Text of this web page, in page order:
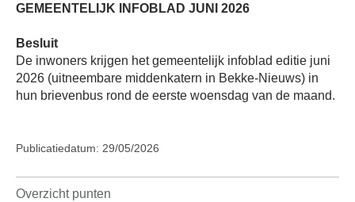
GEMEENTELIJK INFOBLAD JUNI 2026
Besluit
De inwoners krijgen het gemeentelijk infoblad editie juni
2026 (uitneembare middenkatern in Bekke-Nieuws) in
hun brievenbus rond de eerste woensdag van de maand.
Publicatiedatum: 29/05/2026
Overzicht punten